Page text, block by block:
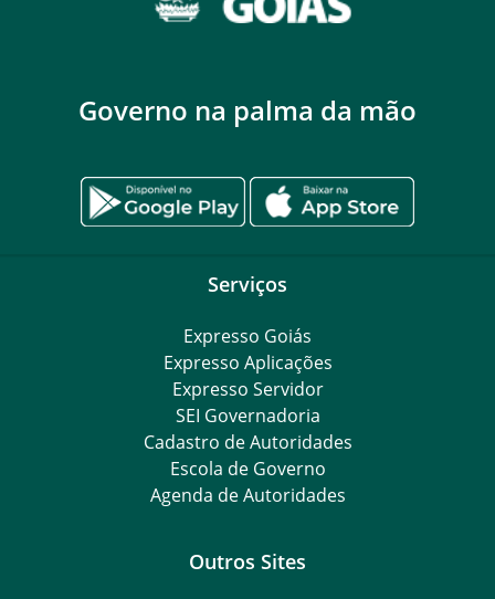
Governo na palma da mão
Serviços
Expresso Goiás
Expresso Aplicações
Expresso Servidor
SEI Governadoria
Cadastro de Autoridades
Escola de Governo
Agenda de Autoridades
Outros Sites